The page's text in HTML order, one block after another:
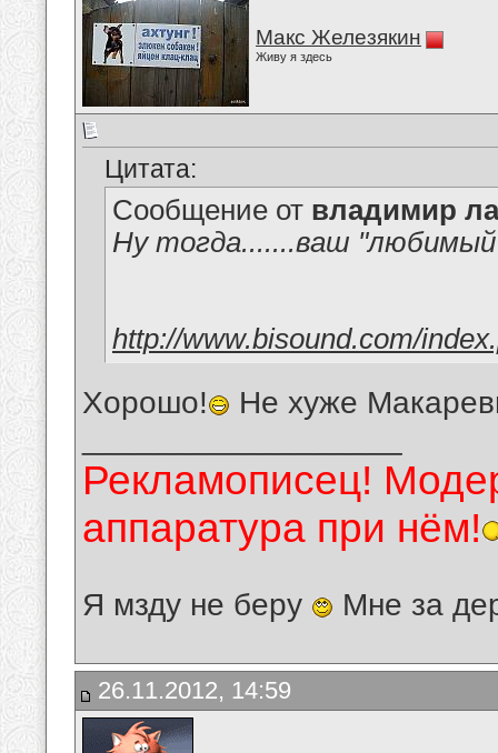
Макс Железякин
Живу я здесь
Цитата:
Сообщение от владимир
Ну тогда.......ваш
http://www.bisound.com/
Хорошо!
Не хуже
Рекламописец!
аппаратура при нём!
Я мзду не беру Мне за
26.11.2012, 14:59